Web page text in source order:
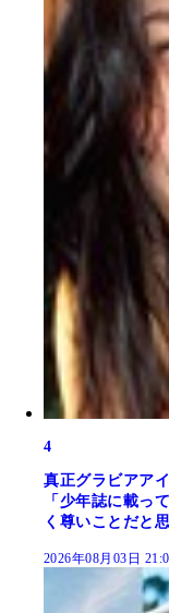
4
真正グラビアア
「少年誌に載っ
く尊いことだと思
2026年08月03日